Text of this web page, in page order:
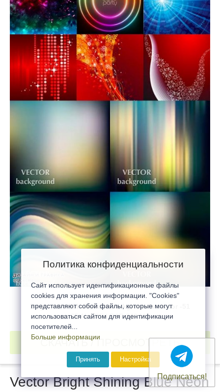
Bright colorful abstract backgrounds vector -51
25 AI, EPS | RAR 243 MB
СКАЧАТЬ / ПРОСМОТРЕТЬ
Vector Bright Shining Blue Neon
Подписаться!
Политика конфиденциальности
Сайт использует идентификационные файлы
cookies для хранения информации. "Cookies"
представляют собой файлы, которые могут
использоваться сайтом для идентификации
посетителей...
Больше информации
Принять Настройка